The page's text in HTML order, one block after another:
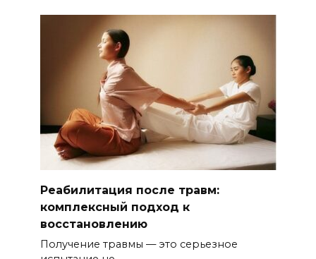
Реабилитация после травм:
комплексный подход к
восстановлению
Получение травмы — это серьезное